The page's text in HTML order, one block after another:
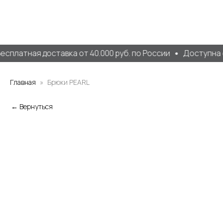
доставка от 40.000 руб. по России Доступна
Главная Брюки PEARL
← Вернуться